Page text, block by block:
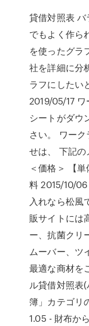
貸借対照表
でもよく作ら
を使ったグラ
社を詳細に分
ラフにしたい
2019/05/17
シートがダウ
さい。 ワー
せは、 下記の
＜価格＞ 【
料 2015/10/
入れなら松風
販サイトには
ー、抗菌クリ
ムーバー、ツ
最適な商材を
ル貸借対照表
簿」カテゴリ
1.05 - 財布か